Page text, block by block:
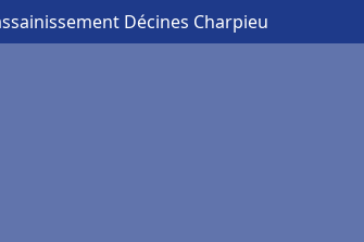
Décines Charpieu